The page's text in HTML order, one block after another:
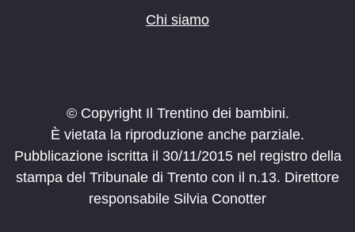
Chi siamo
© Copyright Il Trentino dei bambini.
È vietata la riproduzione anche parziale.
Pubblicazione iscritta il 30/11/2015 nel registro della
stampa del Tribunale di Trento con il n.13. Direttore
responsabile Silvia Conotter